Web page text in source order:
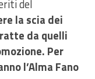
del
la scia dei
da quelli
Per
l’Alma Fano